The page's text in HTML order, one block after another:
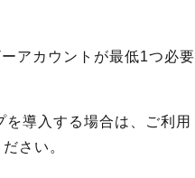
アカウントが最低1つ必要
導入する場合は、ご利用
さい。